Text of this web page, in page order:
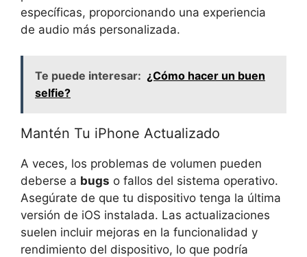
‍específicas,⁤ proporcionando una experiencia
de audio más personalizada.
Te puede interesar: ¿Cómo hacer un buen
selfie?
Mantén Tu⁤ iPhone Actualizado
A veces, los problemas de volumen pueden
deberse a bugs o fallos del​ sistema operativo.
Asegúrate ​de que tu​ dispositivo tenga⁢ la última
versión de iOS instalada. Las actualizaciones
suelen incluir mejoras en la funcionalidad y
rendimiento‌ del dispositivo, lo⁣ que podría ​